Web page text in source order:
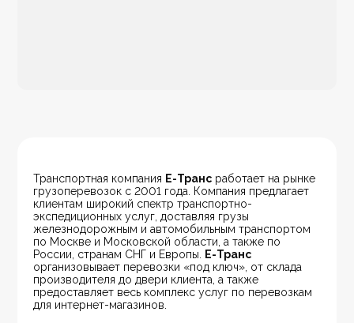
Транспортная компания Е-Транс работает на рынке
грузоперевозок с 2001 года. Компания предлагает
клиентам широкий спектр транспортно-
экспедиционных услуг, доставляя грузы
железнодорожным и автомобильным транспортом
по Москве и Московской области, а также по
России, странам СНГ и Европы. Е-Транс
организовывает перевозки «под ключ», от склада
производителя до двери клиента, а также
предоставляет весь комплекс услуг по перевозкам
для интернет-магазинов.